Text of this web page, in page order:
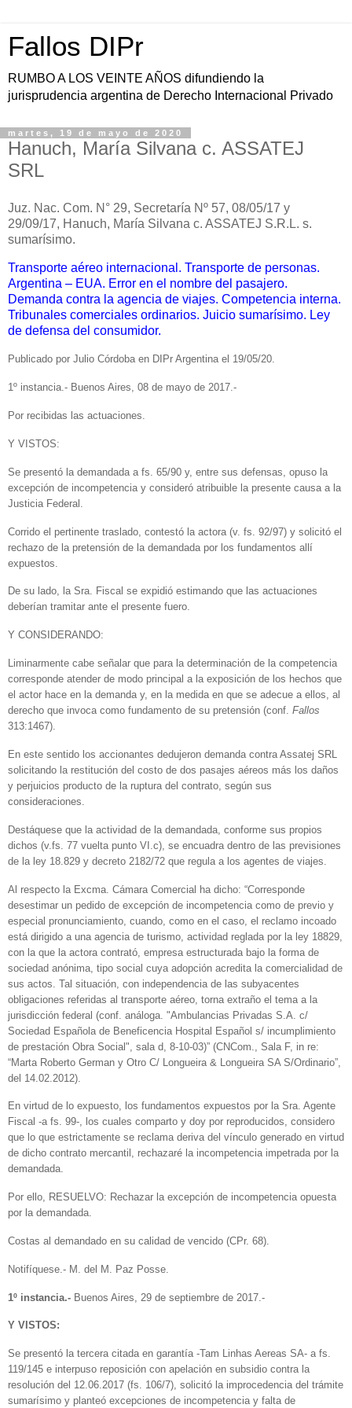
Fallos DIPr
RUMBO A LOS VEINTE AÑOS difundiendo la
jurisprudencia argentina de Derecho Internacional Privado
martes, 19 de mayo de 2020
Hanuch, María Silvana c. ASSATEJ
SRL
Juz. Nac. Com. N° 29, Secretaría Nº 57, 08/05/17 y
29/09/17, Hanuch, María Silvana c. ASSATEJ S.R.L. s.
sumarísimo.
Transporte aéreo internacional. Transporte de personas.
Argentina – EUA. Error en el nombre del pasajero.
Demanda contra la agencia de viajes. Competencia interna.
Tribunales comerciales ordinarios. Juicio sumarísimo. Ley
de defensa del consumidor.
Publicado por Julio Córdoba en DIPr Argentina el 19/05/20.
1º instancia.- Buenos Aires, 08 de mayo de 2017.-
Por recibidas las actuaciones.
Y VISTOS:
Se presentó la demandada a fs. 65/90 y, entre sus defensas, opuso la
excepción de incompetencia y consideró atribuible la presente causa a la
Justicia Federal.
Corrido el pertinente traslado, contestó la actora (v. fs. 92/97) y solicitó el
rechazo de la pretensión de la demandada por los fundamentos allí
expuestos.
De su lado, la Sra. Fiscal se expidió estimando que las actuaciones
deberían tramitar ante el presente fuero.
Y CONSIDERANDO:
Liminarmente cabe señalar que para la determinación de la competencia
corresponde atender de modo principal a la exposición de los hechos que
el actor hace en la demanda y, en la medida en que se adecue a ellos, al
derecho que invoca como fundamento de su pretensión (conf. Fallos
313:1467).
En este sentido los accionantes dedujeron demanda contra Assatej SRL
solicitando la restitución del costo de dos pasajes aéreos más los daños
y perjuicios producto de la ruptura del contrato, según sus
consideraciones.
Destáquese que la actividad de la demandada, conforme sus propios
dichos (v.fs. 77 vuelta punto VI.c), se encuadra dentro de las previsiones
de la ley 18.829 y decreto 2182/72 que regula a los agentes de viajes.
Al respecto la Excma. Cámara Comercial ha dicho: “Corresponde
desestimar un pedido de excepción de incompetencia como de previo y
especial pronunciamiento, cuando, como en el caso, el reclamo incoado
está dirigido a una agencia de turismo, actividad reglada por la ley 18829,
con la que la actora contrató, empresa estructurada bajo la forma de
sociedad anónima, tipo social cuya adopción acredita la comercialidad de
sus actos. Tal situación, con independencia de las subyacentes
obligaciones referidas al transporte aéreo, torna extraño el tema a la
jurisdicción federal (conf. análoga. "Ambulancias Privadas S.A. c/
Sociedad Española de Beneficencia Hospital Español s/ incumplimiento
de prestación Obra Social", sala d, 8-10-03)” (CNCom., Sala F, in re:
“Marta Roberto German y Otro C/ Longueira & Longueira SA S/Ordinario”,
del 14.02.2012).
En virtud de lo expuesto, los fundamentos expuestos por la Sra. Agente
Fiscal -a fs. 99-, los cuales comparto y doy por reproducidos, considero
que lo que estrictamente se reclama deriva del vínculo generado en virtud
de dicho contrato mercantil, rechazaré la incompetencia impetrada por la
demandada.
Por ello, RESUELVO: Rechazar la excepción de incompetencia opuesta
por la demandada.
Costas al demandado en su calidad de vencido (CPr. 68).
Notifíquese.- M. del M. Paz Posse.
1º instancia.- Buenos Aires, 29 de septiembre de 2017.-
Y VISTOS:
Se presentó la tercera citada en garantía -Tam Linhas Aereas SA- a fs.
119/145 e interpuso reposición con apelación en subsidio contra la
resolución del 12.06.2017 (fs. 106/7), solicitó la improcedencia del trámite
sumarísimo y planteó excepciones de incompetencia y falta de